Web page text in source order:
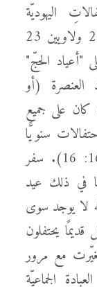
اليهوديّة
الأساسيّة في ثلاثة أماكن هي خروج 23 ولاويين 23
16. يركّز خروج 23 وتثنية 16 على "أعياد الحجّ"
العنصرة (أو
كان على جميع
سنويًّا
إلى المكان الذي يختاره الربّ (تثنية 16: 16). سفر
بما في ذلك عيد
لا يوجد سوى
يحتفلون
مع مرور
الجماعيّة